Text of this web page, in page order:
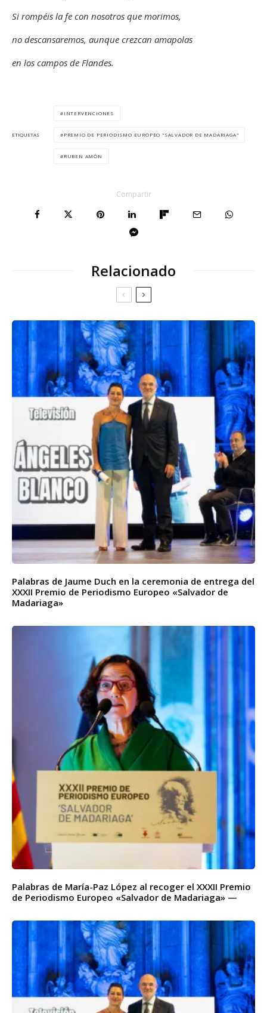
Si rompéis la fe con nosotros que morimos,
no descansaremos, aunque crezcan amapolas
en los campos de Flandes.
ETIQUETAS
INTERVENCIONES
PREMIO DE PERIODISMO EUROPEO "SALVADOR DE MADARIAGA"
RUBEN AMÓN
Compartir
Relacionado
Palabras de Jaume Duch en la ceremonia de entrega del
XXXII Premio de Periodismo Europeo «Salvador de
Madariaga»
Palabras de María-Paz López al recoger el XXXII Premio
de Periodismo Europeo «Salvador de Madariaga» —